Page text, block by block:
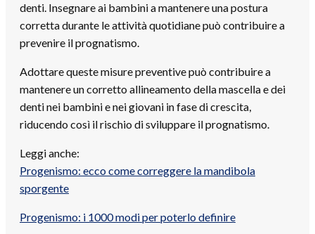
denti. Insegnare ai bambini a mantenere una postura
corretta durante le attività quotidiane può contribuire a
prevenire il prognatismo.
Adottare queste misure preventive può contribuire a
mantenere un corretto allineamento della mascella e dei
denti nei bambini e nei giovani in fase di crescita,
riducendo così il rischio di sviluppare il prognatismo.
Leggi anche:
Progenismo: ecco come correggere la mandibola
sporgente
Progenismo: i 1000 modi per poterlo definire